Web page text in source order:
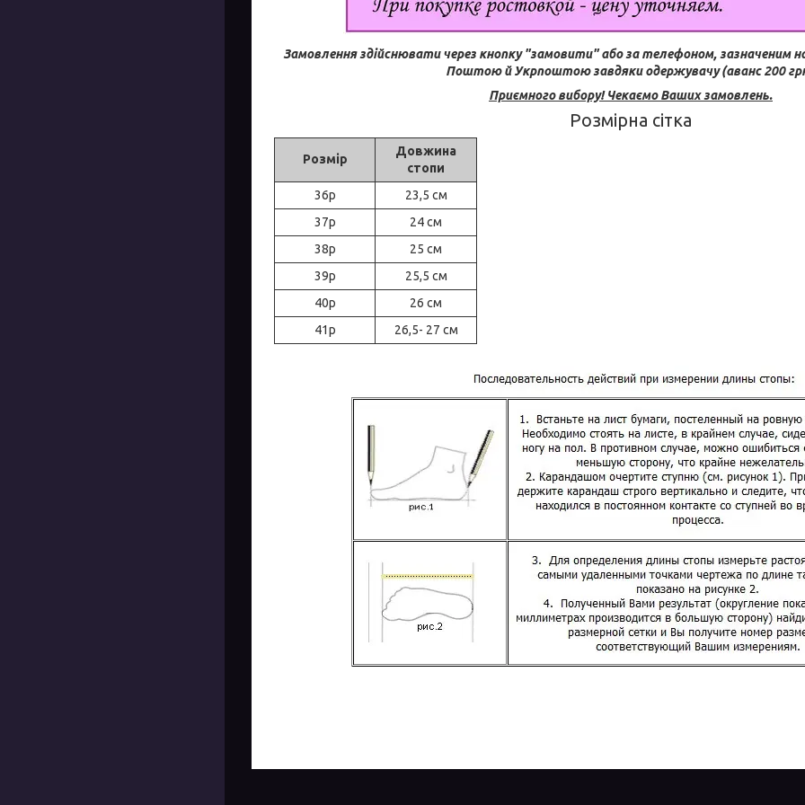
Замовлення здійснювати через кнопку "замовити" або за телефоном, зазначеним
Поштою й Укрпоштою завдяки одержувачу (аванс 200
Приємного вибору! Чекаємо Ваших замовлень.
Розмірна сітка
Розмір
Довжина
стопи
36р
23,5 см
37р
24 см
38р
25 см
39р
25,5 см
40р
26 см
41р
26,5- 27 см